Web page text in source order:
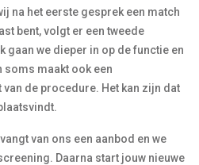
na het eerste gesprek een match
bent, volgt er een tweede
gaan we dieper in op de functie en
soms maakt ook een
de procedure. Het kan zijn dat
van ons een aanbod en we
Daarna start jouw nieuwe